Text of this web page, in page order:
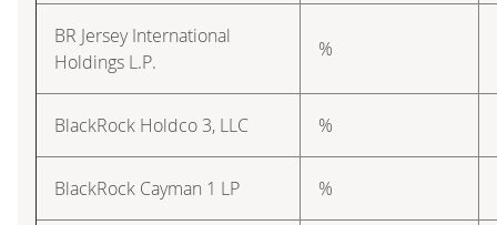
BR Jersey International
Holdings L.P.
%
BlackRock Holdco 3, LLC %
BlackRock Cayman 1 LP %